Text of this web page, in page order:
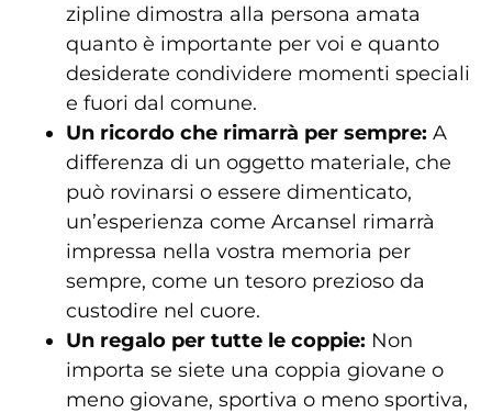
zipline dimostra alla persona amata
quanto è importante per voi e quanto
desiderate condividere momenti speciali
e fuori dal comune.
Un ricordo che rimarrà per sempre: A
differenza di un oggetto materiale, che
può rovinarsi o essere dimenticato,
un’esperienza come Arcansel rimarrà
impressa nella vostra memoria per
sempre, come un tesoro prezioso da
custodire nel cuore.
Un regalo per tutte le coppie: Non
importa se siete una coppia giovane o
meno giovane, sportiva o meno sportiva,